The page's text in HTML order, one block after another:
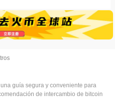
guía segura y conveniente para
de intercambio de bitcoin